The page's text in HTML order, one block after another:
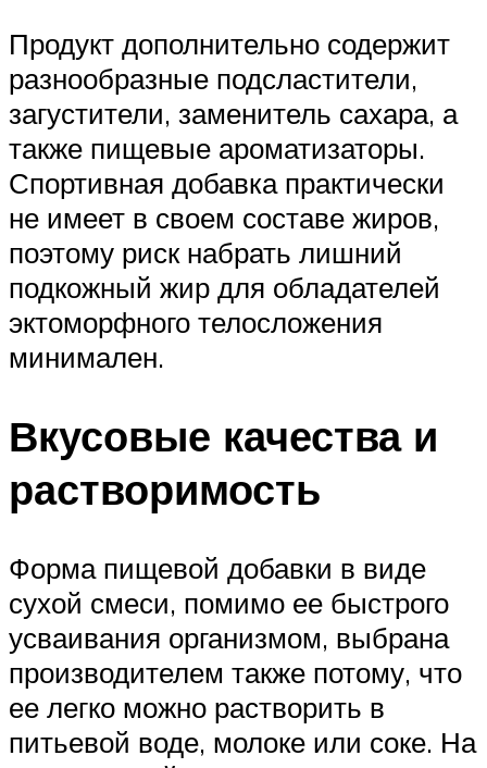
Продукт дополнительно содержит
разнообразные подсластители,
загустители, заменитель сахара, а
также пищевые ароматизаторы.
Спортивная добавка практически
не имеет в своем составе жиров,
поэтому риск набрать лишний
подкожный жир для обладателей
эктоморфного телосложения
минимален.
Вкусовые качества и
растворимость
Форма пищевой добавки в виде
сухой смеси, помимо ее быстрого
усваивания организмом, выбрана
производителем также потому, что
ее легко можно растворить в
питьевой воде, молоке или соке. На